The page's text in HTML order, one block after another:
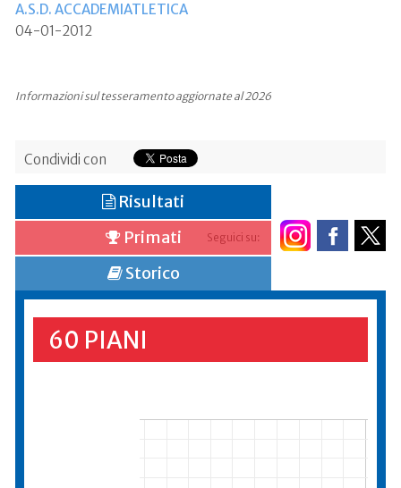
A.S.D. ACCADEMIATLETICA
04-01-2012
Informazioni sul tesseramento aggiornate al 2026
Condividi con
Seguici su:
Risultati
Primati
Storico
60 PIANI